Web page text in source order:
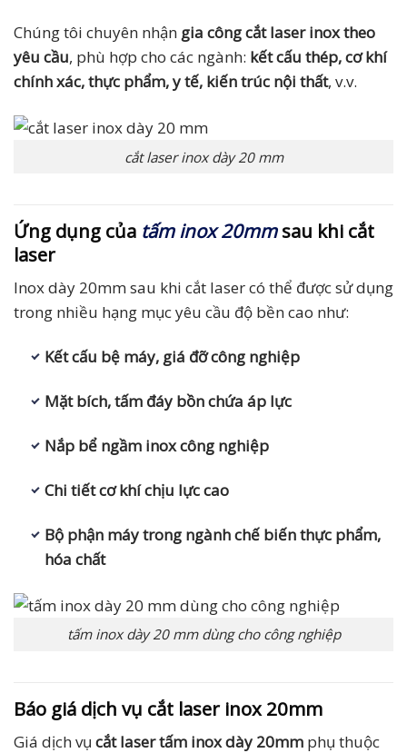
Chúng tôi chuyên nhận gia công cắt laser inox theo
yêu cầu, phù hợp cho các ngành: kết cấu thép, cơ khí
chính xác, thực phẩm, y tế, kiến trúc nội thất, v.v.
cắt laser inox dày 20 mm
Ứng dụng của tấm inox 20mmsau khi cắt
laser
Inox dày 20mm sau khi cắt laser có thể được sử dụng
trong nhiều hạng mục yêu cầu độ bền cao như:
Kết cấu bệ máy, giá đỡ công nghiệp
Mặt bích, tấm đáy bồn chứa áp lực
Nắp bể ngầm inox công nghiệp
Chi tiết cơ khí chịu lực cao
Bộ phận máy trong ngành chế biến thực phẩm,
hóa chất
tấm inox dày 20 mm dùng cho công nghiệp
Báo giá dịch vụ cắt laser inox 20mm
Giá dịch vụ cắt laser tấm inox dày 20mm phụ thuộc